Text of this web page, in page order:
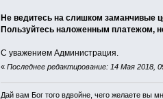
Не ведитесь на слишком заманчивые
Пользуйтесь наложенным платежом,
С уважением Администрация.
«Последнее редактирование: 14 Мая 2018,
Дай вам Бог того вдвойне, чего желаете вы